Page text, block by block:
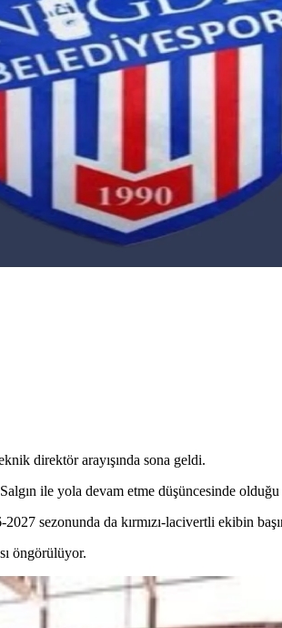
direktör arayışında sona geldi.
ile yola devam etme düşüncesinde
sezonunda da kırmızı-lacivertli ekibin
öngörülüyor.